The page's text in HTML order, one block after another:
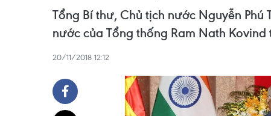
Tổng Bí thư, Chủ tịch nước Nguyễn
nước của Tổng thống Ram Nath
20/11/2018 12:12